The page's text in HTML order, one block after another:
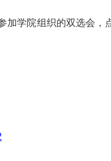
学院组织的双选会，